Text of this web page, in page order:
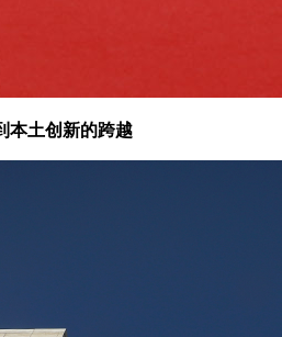
本土创新的跨越